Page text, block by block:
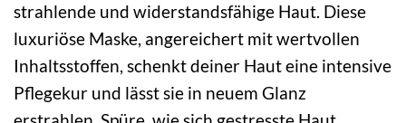
strahlende und widerstandsfähige Haut. Diese
luxuriöse Maske, angereichert mit wertvollen
Inhaltsstoffen, schenkt deiner Haut eine intensive
Pflegekur und lässt sie in neuem Glanz